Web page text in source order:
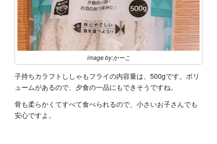
image by:かーこ
子持ちカラフトししゃもフライの内容量は、500gです。ボリ
ュームがあるので、夕食の一品にもできそうですね。
骨も柔らかくてすべて食べられるので、小さいお子さんでも
安心ですよ。